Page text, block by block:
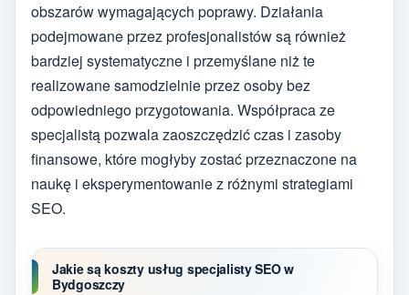
obszarów wymagających poprawy. Działania
podejmowane przez profesjonalistów są również
bardziej systematyczne i przemyślane niż te
realizowane samodzielnie przez osoby bez
odpowiedniego przygotowania. Współpraca ze
specjalistą pozwala zaoszczędzić czas i zasoby
finansowe, które mogłyby zostać przeznaczone na
naukę i eksperymentowanie z różnymi strategiami
SEO.
Jakie są koszty usług specjalisty SEO w
Bydgoszczy